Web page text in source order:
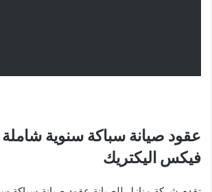
عقود صيانة سباكة سنوية
فيكس اليكتريك